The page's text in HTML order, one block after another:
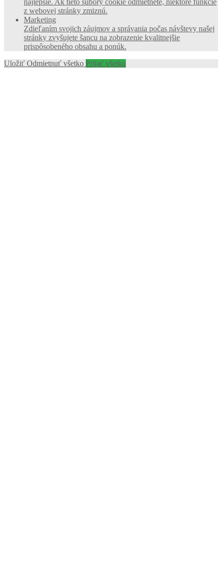
najlepšie. Ak tieto súbory cookie odmietnete, niektoré funkcie
z webovej stránky zmiznú.
Marketing
Zdieľaním svojich záujmov a správania počas návštevy našej
stránky zvyšujete šancu na zobrazenie kvalitnejšie
prispôsobeného obsahu a ponúk.
Uložiť Odmietnuť všetko Prijať všetko